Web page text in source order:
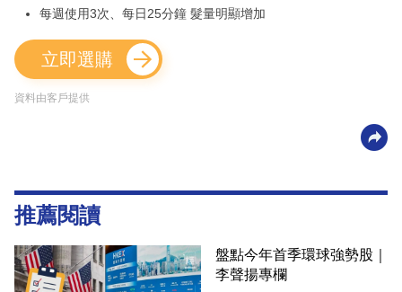
每週使用3次、每日25分鐘 髮量明顯增加
立即選購
資料由客戶提供
推薦閱讀
盤點今年首季環球強勢股｜
李聲揚專欄